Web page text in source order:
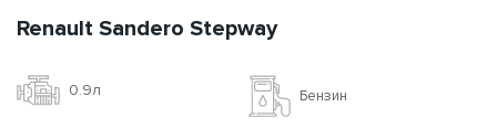
Renault Sandero Stepway
0.9л Бензин